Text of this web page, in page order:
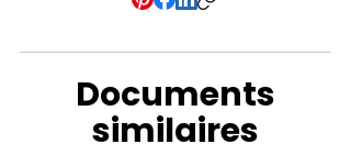
Documents
similaires